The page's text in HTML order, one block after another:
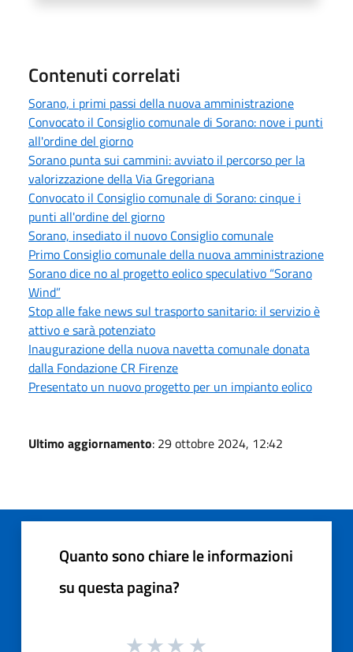
Contenuti correlati
Sorano, i primi passi della nuova amministrazione
Convocato il Consiglio comunale di Sorano: nove i punti
all'ordine del giorno
Sorano punta sui cammini: avviato il percorso per la
valorizzazione della Via Gregoriana
Convocato il Consiglio comunale di Sorano: cinque i
punti all'ordine del giorno
Sorano, insediato il nuovo Consiglio comunale
Primo Consiglio comunale della nuova amministrazione
Sorano dice no al progetto eolico speculativo “Sorano
Wind”
Stop alle fake news sul trasporto sanitario: il servizio è
attivo e sarà potenziato
Inaugurazione della nuova navetta comunale donata
dalla Fondazione CR Firenze
Presentato un nuovo progetto per un impianto eolico
Ultimo aggiornamento: 29 ottobre 2024, 12:42
Quanto sono chiare le informazioni
su questa pagina?